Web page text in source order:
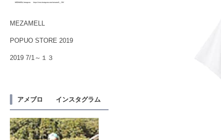
MEZAMELL
POPUO STORE 2019
2019 7/1～１３
アメブロ インスタグラム